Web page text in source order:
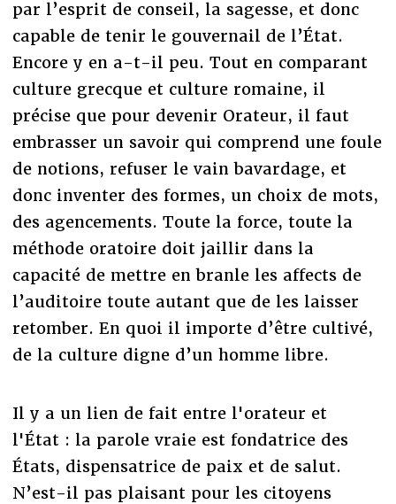
par l’esprit de conseil, la sagesse, et donc
capable de tenir le gouvernail de l’État.
Encore y en a-t-il peu. Tout en comparant
culture grecque et culture romaine, il
précise que pour devenir Orateur, il faut
embrasser un savoir qui comprend une foule
de notions, refuser le vain bavardage, et
donc inventer des formes, un choix de mots,
des agencements. Toute la force, toute la
méthode oratoire doit jaillir dans la
capacité de mettre en branle les affects de
l’auditoire toute autant que de les laisser
retomber. En quoi il importe d’être cultivé,
de la culture digne d’un homme libre.
Il y a un lien de fait entre l'orateur et
l'État : la parole vraie est fondatrice des
États, dispensatrice de paix et de salut.
N’est-il pas plaisant pour les citoyens